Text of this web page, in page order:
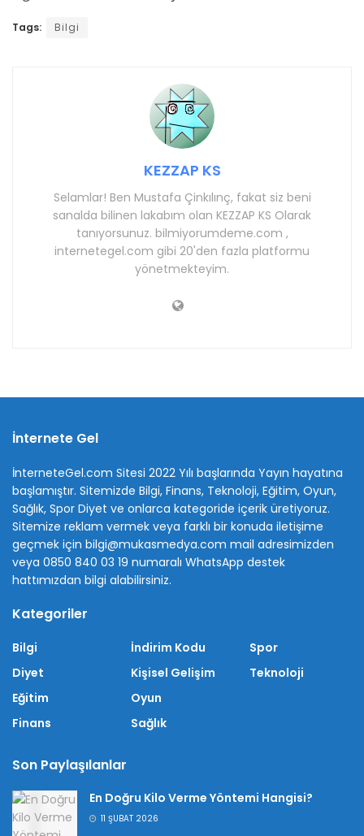
Tags: Bilgi
KEZZAP KS
Selamlar! Ben Mustafa Çinkılınç, fakat siz beni
sanalda bilinen lakabım olan KEZZAP KS Olarak
tanıyorsunuz. bilmiyorumdeme.com ,
internetegel.com gibi 20'den fazla platformu
yönetmekteyim.
İnternete Gel
İnterneteGel.com Sitesi 2022 Yılı başlarında Yayın hayatına
başlamıştır. Sitemizde Bilgi, Finans, Teknoloji, Eğitim, Oyun,
Sağlık, Spor Diyet ve onlarca kategoride içerik üretiyoruz.
Sitemize reklam vermek veya farklı bir konuda iletişime
geçmek için bilgi@mukasmedya.com mail adresimizden
veya 0850 840 03 19 numaralı WhatsApp destek
hattımızdan bilgi alabilirsiniz.
Kategoriler
Bilgi
Diyet
Eğitim
Finans
İndirim Kodu
Kişisel Gelişim
Oyun
Sağlık
Spor
Teknoloji
Son Paylaşılanlar
En Doğru Kilo Verme Yöntemi Hangisi?
11 ŞUBAT 2026